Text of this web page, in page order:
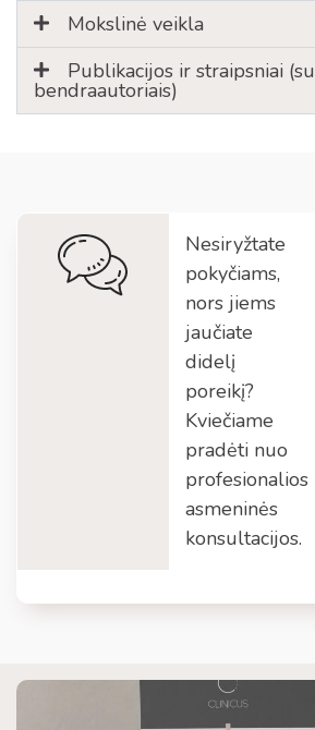
Mokslinė veikla
Publikacijos ir straipsniai (su
bendraautoriais)
Nesiryžtate
pokyčiams,
nors jiems
jaučiate
didelį
poreikį?
Kviečiame
pradėti nuo
profesionalios
asmeninės
konsultacijos.